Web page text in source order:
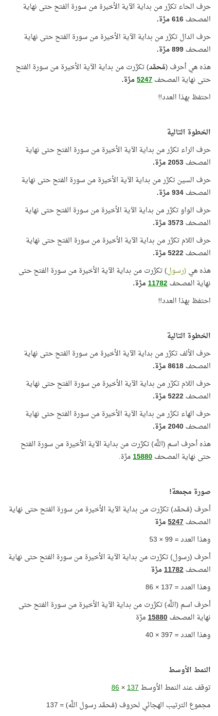
حرف الحاء تكرَّر من بداية الآية الأخيرة من سورة الفتح حتى نهاية
المصحف616مرَّة.
حرف الدال تكرَّر من بداية الآية الأخيرة من سورة الفتح حتى نهاية
المصحف899مرَّة.
هذه هي أحرف (مُحمَّد) تكرَّرت من بداية الآية الأخيرة من سورة الفتح
حتى نهاية المصحف5247مرَّة.
احتفظ بهذا العدد!!
الخطوة التالية
حرف الراء تكرَّر من بداية الآية الأخيرة من سورة الفتح حتى نهاية
المصحف2053مرَّة.
حرف السين تكرَّر من بداية الآية الأخيرة من سورة الفتح حتى نهاية
المصحف934مرَّة.
حرف الواو تكرَّر من بداية الآية الأخيرة من سورة الفتح حتى نهاية
المصحف3573مرَّة.
حرف اللام تكرَّر من بداية الآية الأخيرة من سورة الفتح حتى نهاية
المصحف5222مرَّة.
هذه هي (رسول) تكرَّرت من بداية الآية الأخيرة من سورة الفتح حتى
نهاية المصحف11782مرَّة.
احتفظ بهذا العدد!!
الخطوة التالية
حرف الألف تكرَّر من بداية الآية الأخيرة من سورة الفتح حتى نهاية
المصحف8618مرَّة.
حرف اللام تكرَّر من بداية الآية الأخيرة من سورة الفتح حتى نهاية
المصحف5222مرَّة.
حرف الهاء تكرَّر من بداية الآية الأخيرة من سورة الفتح حتى نهاية
المصحف2040مرَّة.
هذه أحرف اسم (اللَّه) تكرَّرت من بداية الآية الأخيرة من سورة الفتح
حتى نهاية المصحف15880مرَّة.
صورة مجمعة!
أحرف (مُحمَّد) تكرَّرت من بداية الآية الأخيرة من سورة الفتح حتى نهاية
المصحف5247مرَّة
وهذا العدد = 99 × 53
أحرف (رسول) تكرَّرت من بداية الآية الأخيرة من سورة الفتح حتى نهاية
المصحف11782مرَّة
وهذا العدد = 137 × 86
أحرف اسم (اللَّه) تكرَّرت من بداية الآية الأخيرة من سورة الفتح حتى
نهاية المصحف15880مرَّة
وهذا العدد = 397 × 40
النمط الأوسط
توقف عند النمط الأوسط137
×
86
مجموع الترتيب الهجائي لحروف (مُحمَّد رسول اللَّه) = 137